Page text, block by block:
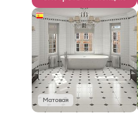
Матовая